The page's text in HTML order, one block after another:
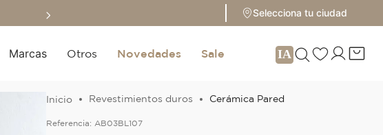
Selecciona tu ciudad
Marcas Otros Novedades Sale
Revestimientos duros Cerámica Pared
Referencia: AB03BL107